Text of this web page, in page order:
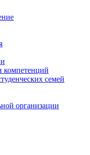
компетенций
семей
организации